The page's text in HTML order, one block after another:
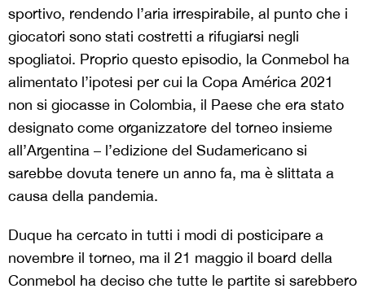
sportivo, rendendo l’aria irrespirabile, al punto che i
giocatori sono stati costretti a rifugiarsi negli
spogliatoi. Proprio questo episodio, la Conmebol ha
alimentato l’ipotesi per cui la Copa América 2021
non si giocasse in Colombia, il Paese che era stato
designato come organizzatore del torneo insieme
all’Argentina – l’edizione del Sudamericano si
sarebbe dovuta tenere un anno fa, ma è slittata a
causa della pandemia.
Duque ha cercato in tutti i modi di posticipare a
novembre il torneo, ma il 21 maggio il board della
Conmebol ha deciso che tutte le partite si sarebbero